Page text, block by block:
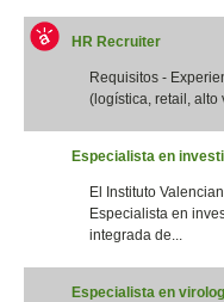
HR Recruiter
Requisitos -
(logística, retail, alto
Especialista en
El Instituto
Especialista en
integrada de...
Especialista en